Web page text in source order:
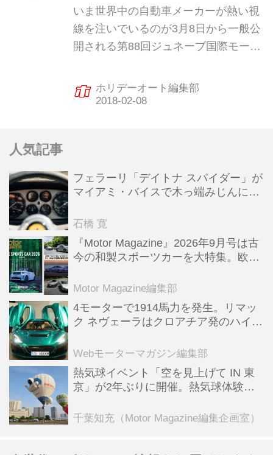
スープラとカローラスポー
ツ！（2月9日更新）
いま世界中の自動車メーカーが熱い視
線を注いでいるのが3月8日から一般公
開される第88回ジュネーブ国際モータ
なるが、ホリデーオート編集部はトヨ
タの出展情報を事前にキャッチ。注目
ホリデーオート編集部
人気記事
フェラーリ「デイトナ スパイダー」が
マイアミ・バイスで木っ端みじんにな
石橋 寛
『Motor Magazine』2026年9月号は古
今の和製スポーツカーを大特集。欧州
Motor Magazine編集部
4モーターで1914馬力を発生。リマッ
ク ネヴェーラはクロアチア発のハイパ
全版／115】
Webモーターマガジン編集部
熱気球イベント「空を見上げて IN 東
京」が2年ぶりに開催。熱気球体験搭
ンテンツも
千葉知充（Motor Magazine編集企画室）